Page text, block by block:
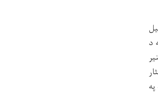
د